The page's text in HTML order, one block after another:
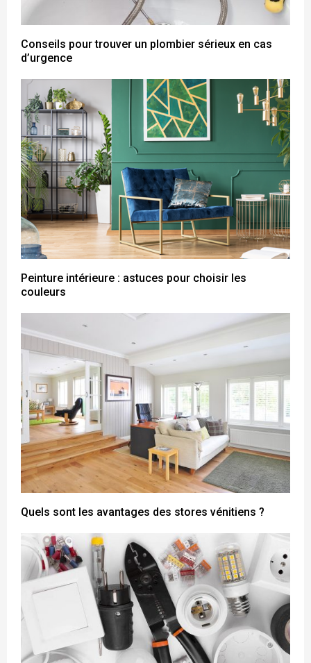
Conseils pour trouver un plombier sérieux en cas
d’urgence
Peinture intérieure : astuces pour choisir les
couleurs
Quels sont les avantages des stores vénitiens ?